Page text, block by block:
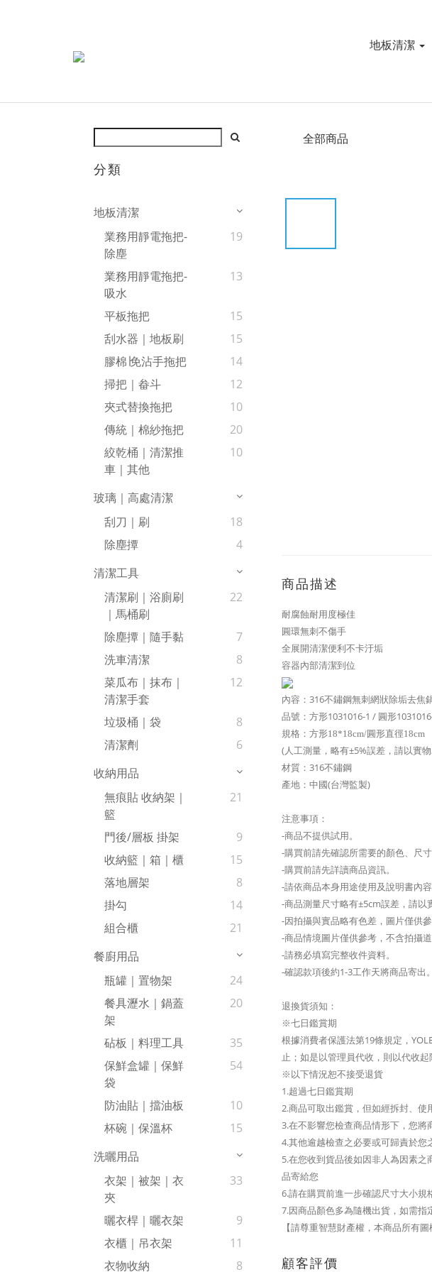
地板清潔
分類
地板清潔
業務用靜電拖把-
除塵
19
業務用靜電拖把-
吸水
13
平板拖把
15
刮水器｜地板刷
15
膠棉∣免沾手拖把
14
掃把｜畚斗
12
夾式替換拖把
10
傳統｜棉紗拖把
20
絞乾桶｜清潔推
車｜其他
10
玻璃｜高處清潔
刮刀｜刷
18
除塵撢
4
清潔工具
清潔刷｜浴廁刷
｜馬桶刷
22
除塵撢｜隨手黏
7
洗車清潔
8
菜瓜布｜抹布｜
清潔手套
12
垃圾桶｜袋
8
清潔劑
6
收納用品
無痕貼 收納架｜
籃
21
門後/層板 掛架
9
收納籃｜箱｜櫃
15
落地層架
8
掛勾
14
組合櫃
21
餐廚用品
瓶罐｜置物架
24
餐具瀝水｜鍋蓋
架
20
砧板｜料理工具
35
保鮮盒罐｜保鮮
袋
54
防油貼｜擋油板
10
杯碗｜保溫杯
15
洗曬用品
衣架｜被架｜衣
夾
33
曬衣桿｜曬衣架
9
衣櫃｜吊衣架
11
衣物收納
8
全部商品
商品描述
耐腐蝕耐用度極佳
圓環無刺不傷手
全展開清潔便利不卡汙垢
容器內部清潔到位
內容：316不鏽鋼無刺網狀除垢去焦
品號：方形1031016-1 / 圓形
規格： 方形18*18cm/圓形直徑18cm
(人工測量，略有±5%誤差，請以實
材質：316不鏽鋼
產地：中國(台灣監製)
注意事項：
-商品不提供試用。
-購買前請先確認所需要的顏色、尺
-購買前請先詳讀商品資訊。
-請依商品本身用途使用及說明書內容
-商品測量尺寸略有±5cm誤差，請以
-因拍攝與實品略有色差，圖片僅供
-商品情境圖片僅供參考，不含拍攝
-請務必填寫完整收件資料。
-確認款項後約1-3工作天將商品寄出。
退換貨須知：
※七日鑑賞期
根據消費者保護法第19條規定，
止；如是以管理員代收，則以代收
※以下情況恕不接受退貨
1.超過七日鑑賞期
2.商品可取出鑑賞，但如經拆封、使
3.在不影響您檢查商品情形下，您
4.其他逾越檢查之必要或可歸責於
5.在您收到貨品後如因非人為因素
品寄給您
6.請在購買前進一步確認尺寸大小規
7.因商品顏色多為隨機出貨，如需
【請尊重智慧財產權，本商品所有
顧客評價